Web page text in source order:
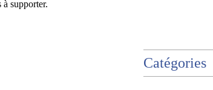
à supporter.
Catégories